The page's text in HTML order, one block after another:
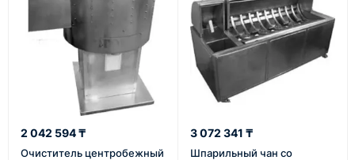
2 042 594 ₸
Очиститель центробежный
3 072 341 ₸
Шпарильный чан со